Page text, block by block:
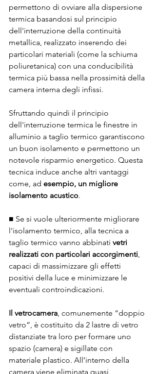
permettono di ovviare alla dispersione
termica basandosi sul principio
dell'interruzione della continuità
metallica, realizzato inserendo dei
particolari materiali (come la schiuma
poliuretanica) con una conducibilità
termica più bassa nella prossimità della
camera interna degli infissi.
Sfruttando quindi il principio
dell'interruzione termica le finestre in
alluminio a taglio termico garantiscono
un buon isolamento e permettono un
notevole risparmio energetico. Questa
tecnica induce anche altri vantaggi
come, ad esempio, un migliore
isolamento acustico.
■ Se si vuole ulteriormente migliorare
l'isolamento termico, alla tecnica a
taglio termico vanno abbinati vetri
realizzati con particolari accorgimenti,
capaci di massimizzare gli effetti
positivi della luce e minimizzare le
eventuali controindicazioni.
Il vetrocamera, comunemente “doppio
vetro”, è costituito da 2 lastre di vetro
distanziate tra loro per formare uno
spazio (camera) e sigillate con
materiale plastico. All’interno della
camera viene eliminata quasi